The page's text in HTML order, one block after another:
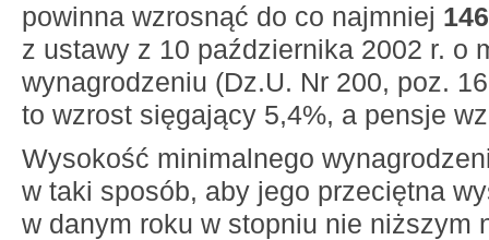
powinna wzrosnąć do co najmniej
z ustawy z 10 października 2002 r. o
wynagrodzeniu (Dz.U. Nr 200, poz.
to wzrost sięgający 5,4%, a pensje
Wysokość minimalnego
w taki sposób, aby jego przeciętna
w danym roku w stopniu nie niższym